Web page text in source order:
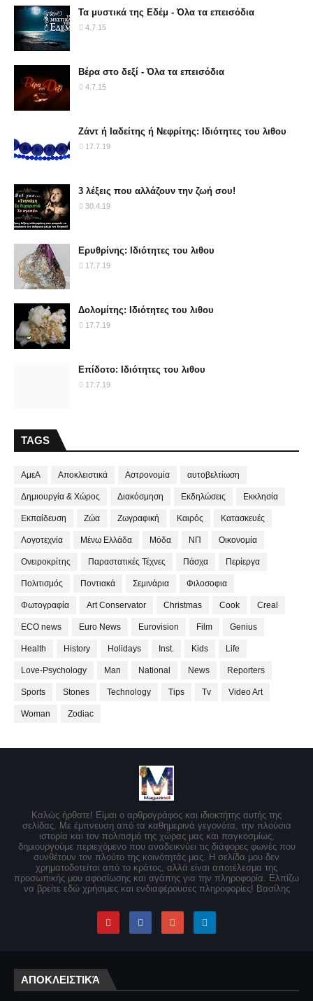
Τα μυστικά της Εδέμ - Όλα τα επεισόδια
4.7.15
Βέρα στο δεξί - Όλα τα επεισόδια
4.7.15
Ζάντ ή Ιαδείτης ή Νεφρίτης: Ιδιότητες του λιθου
17.7.19
3 λέξεις που αλλάζουν την ζωή σου!
30.4.19
Ερυθρίνης: Ιδιότητες του λιθου
17.7.19
Δολομίτης: Ιδιότητες του λιθου
17.7.19
Επίδοτο: Ιδιότητες του λιθου
17.7.19
TAGS
ΑμεΑ Αποκλειστικά Αστρονομία αυτοβελτίωση
Δημιουργία & Χώρος Διακόσμηση Εκδηλώσεις Εκκλησία
Εκπαίδευση Ζώα Ζωγραφική Καιρός Κατασκευές
Λογοτεχνία Μένω Ελλάδα Μόδα ΝΠ Οικονομία
Ονειροκρίτης Παραστατικές Τέχνες Πάσχα Περίεργα
Πολιτισμός Ποντιακά Σεμινάρια Φιλοσοφια
Φωτογραφία Art Conservator Christmas Cook Creal
ECO news Euro News Eurovision Film Genius
Health History Holidays Inst. Kids Life
Love-Psychology Man National News Reporters
Sports Stones Technology Tips Tv Video Art
Woman Zodiac
Καλώς ήρθατε! Είμαι ο αρθρογράφος και ιδιοκτήτης αυτής της
σελίδας. Με έμπνευση από τα καθημερινά γεγονότα, την πλούσια
ιστορία και τον πολιτισμό της χώρας μας και παγκοσμίως,
δημιουργούμε περιεχόμενο που αναδεικνύει τις διάφορες φωνές που
συνθέτουν τον πλούτο της κοινότητάς μας. Η σελίδα μου δεν
χρηματοδοτείται από το κράτος, αλλά είναι αποτέλεσμα της
προσωπικής μου αφοσίωσης και αγάπης για την πληροφορία. Ελπίζω
να βρείτε εδώ χρήσιμες και ενδιαφέρουσες πληροφορίες! Βασίλης
ΑΠΟΚΛΕΙΣΤΙΚΆ